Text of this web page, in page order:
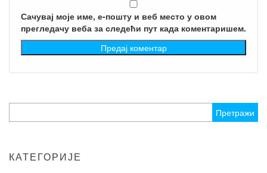
Сачувај моје име, е-пошту и веб место у овом
прегледачу веба за следећи пут када коментаришем.
за:
КАТЕГОРИЈЕ